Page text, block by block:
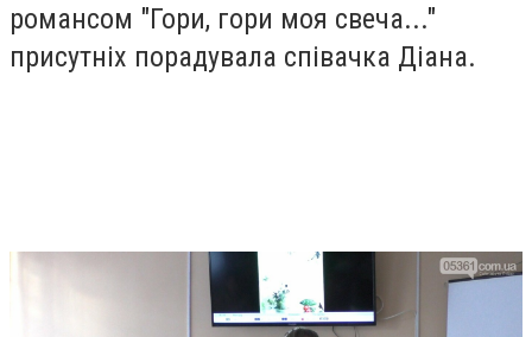
романсом "Гори, гори моя свеча..."
присутніх порадувала співачка Діана.